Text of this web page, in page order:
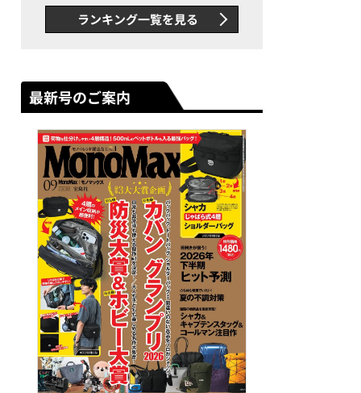
録…ほか【休日バッグの人気
記事ランキングベスト3】
（2026年6月版）
ランキング一覧を見る
最新号のご案内